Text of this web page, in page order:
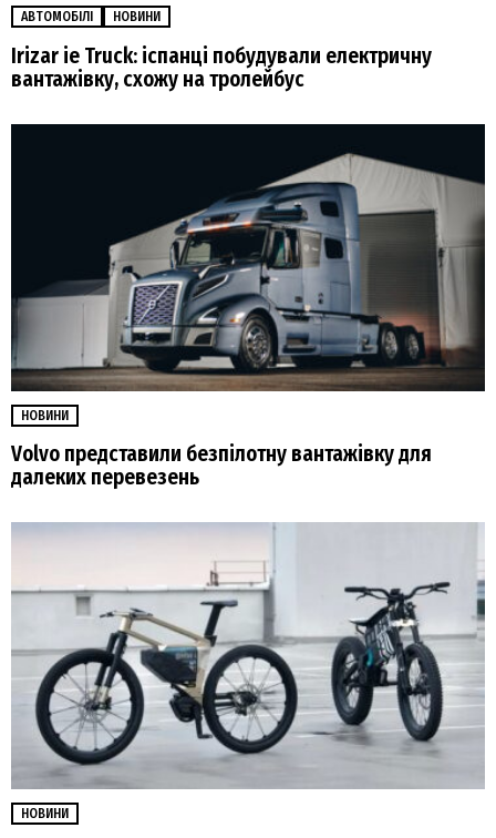
АВТОМОБІЛІ НОВИНИ
Irizar ie Truck: іспанці побудували електричну
вантажівку, схожу на тролейбус
НОВИНИ
Volvo представили безпілотну вантажівку для
далеких перевезень
НОВИНИ